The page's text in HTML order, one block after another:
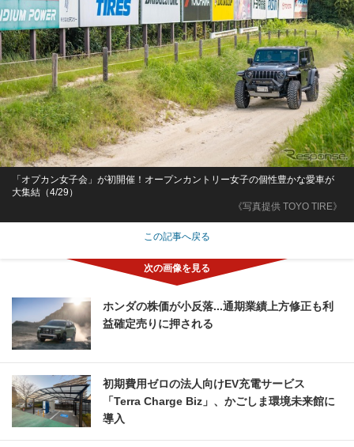
《写真提供 TOYO TIRE》
「オプカン女子会」が初開催！オープンカントリー女子の個性豊かな愛車が
大集結（4/29）
この記事へ戻る
ホンダの株価が小反落...通期業績上方修正も利
益確定売りに押される
初期費用ゼロの法人向けEV充電サービス
「Terra Charge Biz」、かごしま環境未来館に
導入